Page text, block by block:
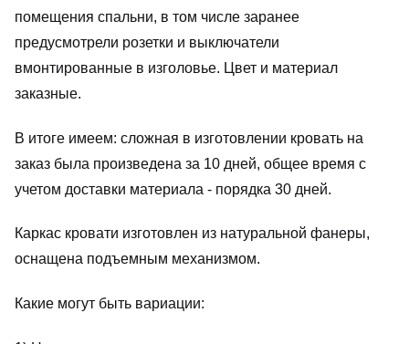
помещения спальни, в том числе заранее
предусмотрели розетки и выключатели
вмонтированные в изголовье. Цвет и материал
заказные.
В итоге имеем: сложная в изготовлении кровать на
заказ была произведена за 10 дней, общее время с
учетом доставки материала - порядка 30 дней.
Каркас кровати изготовлен из натуральной фанеры,
оснащена подъемным механизмом.
Какие могут быть вариации: